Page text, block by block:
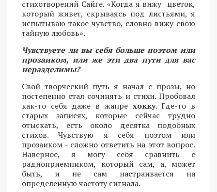
стихотворений Сайге. «Когда я вижу цветок,
который живет, скрываясь под листьями, я
испытываю такое чувство, словно вижу свою
тайную любовь».
Чувствуете ли вы себя больше поэтом или
прозаиком, или же эти два пути для вас
неразделимы?
Свой творческий путь я начал с прозы, но
постепенно стал сочинять и стихи. Пробовал
как-то себя даже в жанре хокку. Где-то в
старых записях, которые сейчас трудно
отыскать, есть около десятка подобных
стихов. Чувствую я себя поэтом или
прозаиком - сложно ответить на этот вопрос.
Наверное, я могу себя сравнить с
радиоприемником, который сам, а, может
быть, и не сам настраивается на
определенную частоту сигнала.